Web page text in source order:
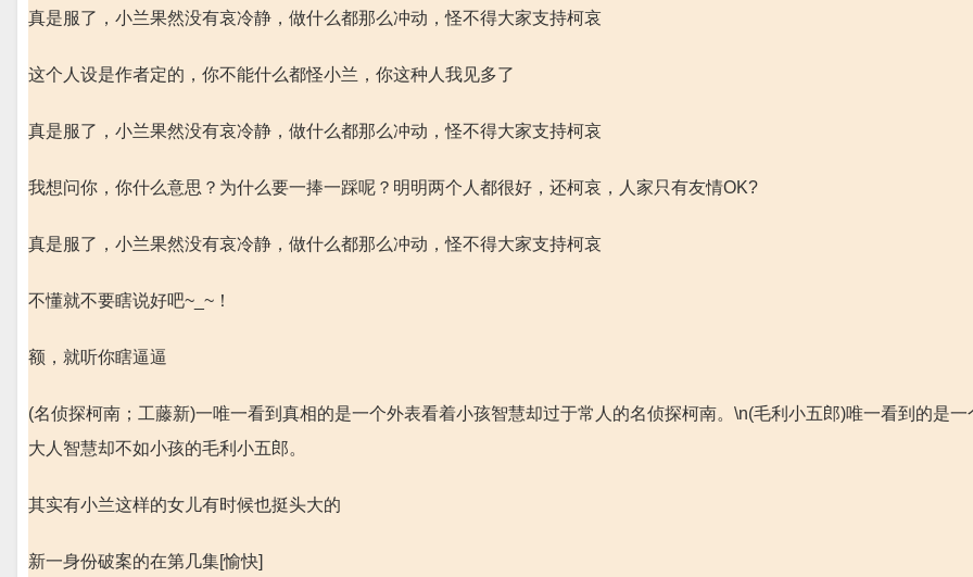
真是服了，小兰果然没有哀冷静，做什么都那么冲动，怪不得大家支持柯哀
这个人设是作者定的，你不能什么都怪小兰，你这种人我见多了
真是服了，小兰果然没有哀冷静，做什么都那么冲动，怪不得大家支持柯哀
我想问你，你什么意思？为什么要一捧一踩呢？明明两个人都很好，还柯哀，人家只有友情OK?
真是服了，小兰果然没有哀冷静，做什么都那么冲动，怪不得大家支持柯哀
不懂就不要瞎说好吧~_~！
额，就听你瞎逼逼
(名侦探柯南；工藤新)一唯一看到真相的是一个外表看着小孩智慧却过于常人的名侦探柯南。\n(毛利小五郎)唯一看到的是一
大人智慧却不如小孩的毛利小五郎。
其实有小兰这样的女儿有时候也挺头大的
新一身份破案的在第几集[愉快]